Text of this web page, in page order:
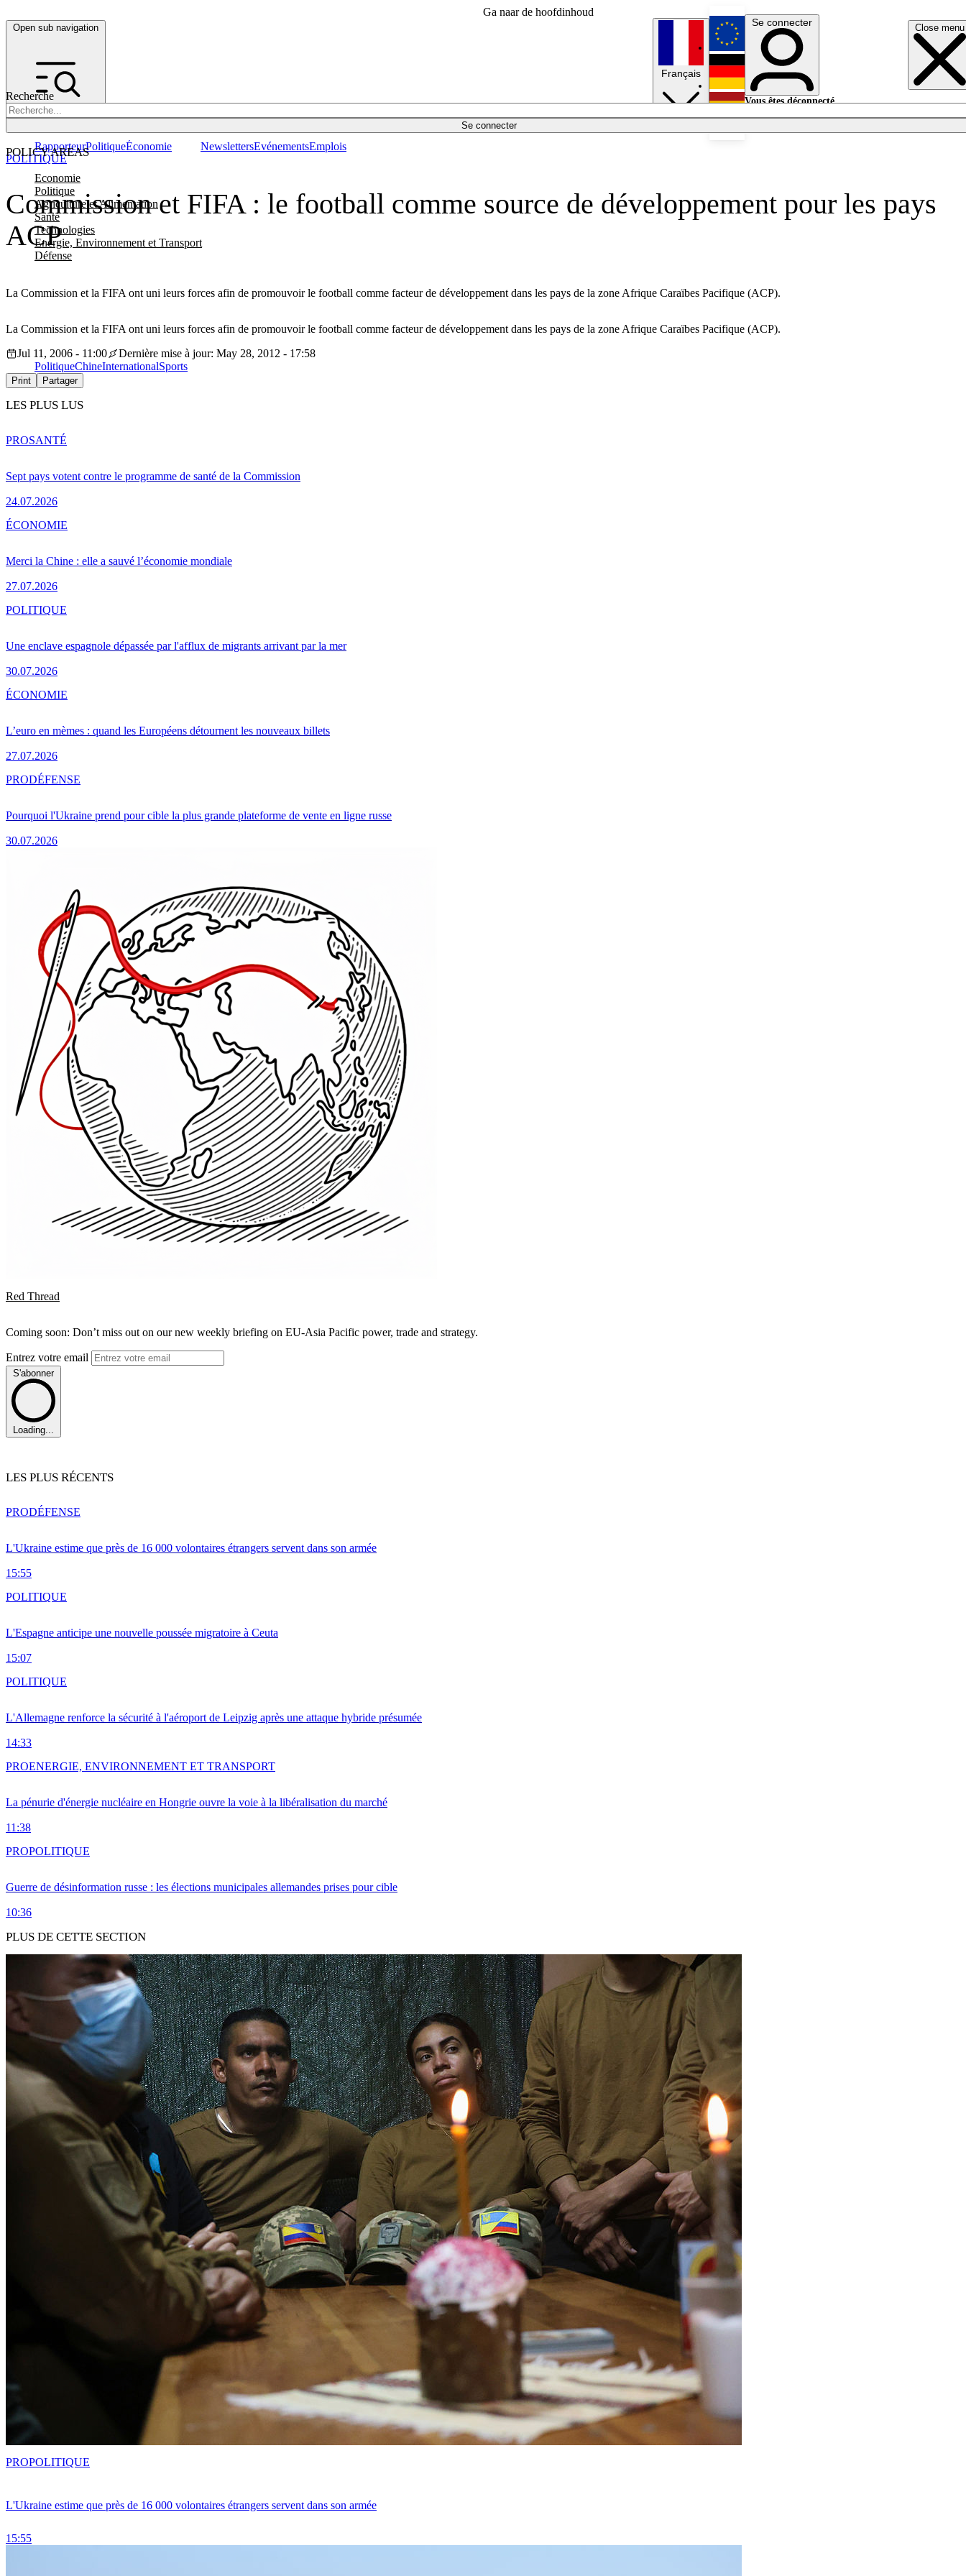
Ga naar de hoofdinhoud
Open sub navigation Close menu
Recherche
Se connecter
POLICY AREAS
Economie
Politique
Agriculture et Alimentation
Santé
Technologies
Energie, Environnement et Transport
Défense
RapporteurPolitiqueÉconomie NewslettersEvénementsEmplois
Français
English
Deutsch
Se connecter
Vous êtes déconnecté.
Commission et FIFA : le football comme source de développement pour les pays
ACP
La Commission et la FIFA ont uni leurs forces afin de promouvoir le football comme facteur de développement dans les pays de la zone Afrique Caraïbes Pacifique (ACP).
POLITIQUE
La Commission et la FIFA ont uni leurs forces afin de promouvoir le football comme facteur de développement dans les pays de la zone Afrique Caraïbes Pacifique (ACP).
Jul 11, 2006 - 11:00
Dernière mise à jour: May 28, 2012 - 17:58
PolitiqueChineInternationalSports
Print Partager
LES PLUS LUS
Sept pays votent contre le programme de santé de la Commission
24.07.2026
PROSANTÉ
Merci la Chine : elle a sauvé l’économie mondiale
27.07.2026
ÉCONOMIE
Une enclave espagnole dépassée par l'afflux de migrants arrivant par la mer
30.07.2026
POLITIQUE
L’euro en mèmes : quand les Européens détournent les nouveaux billets
27.07.2026
ÉCONOMIE
Pourquoi l'Ukraine prend pour cible la plus grande plateforme de vente en ligne russe
30.07.2026
PRODÉFENSE
Red Thread
Coming soon: Don’t miss out on our new weekly briefing on EU-Asia Pacific power, trade and strategy.
Entrez votre email
S'abonner
Loading...
LES PLUS RÉCENTS
L'Ukraine estime que près de 16 000 volontaires étrangers servent dans son armée
15:55
PRODÉFENSE
L'Espagne anticipe une nouvelle poussée migratoire à Ceuta
15:07
POLITIQUE
L'Allemagne renforce la sécurité à l'aéroport de Leipzig après une attaque hybride présumée
14:33
POLITIQUE
La pénurie d'énergie nucléaire en Hongrie ouvre la voie à la libéralisation du marché
11:38
PROENERGIE, ENVIRONNEMENT ET TRANSPORT
Guerre de désinformation russe : les élections municipales allemandes prises pour cible
10:36
PROPOLITIQUE
PLUS DE CETTE SECTION
L'Ukraine estime que près de 16 000 volontaires étrangers servent dans son armée
15:55
PROPOLITIQUE